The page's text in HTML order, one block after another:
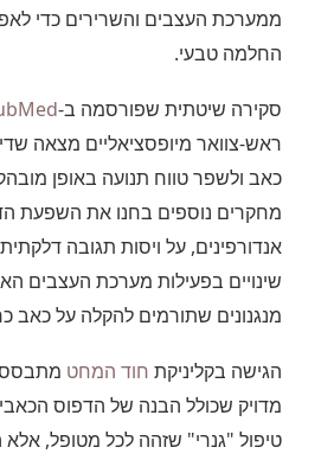
ממערכת העצבים והשרירים כדי
החלמה טבעי.
סקירה שיטתית שפורסמה ב-
ראש-צוואר מיופסציאליים מצאה
כאב ולשפר טווח תנועה באופן
מחקרים נוספים בחנו את השפעת
אנדורפינים, על ויסות תגובה
שינויים בפעילות מערכת העצבים
מנגנונים שתורמים להקלה על כאב
הגישה בקליניקת חוד המחט
מדויק שכולל הבנה של הדפוס
טיפול "גנרי" שזהה לכל מטופל,